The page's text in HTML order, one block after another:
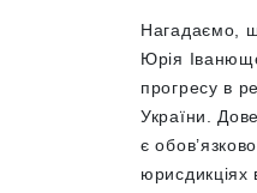
Нагадаємо,
Юрія
прогресу в
України.
є
юрисдикціях